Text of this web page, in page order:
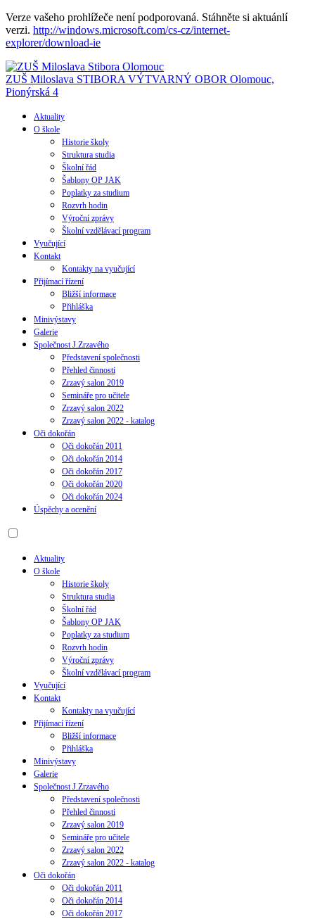
Verze vašeho prohlížeče není podporovaná. Stáhněte si aktuánlí
verzi. http://windows.microsoft.com/cs-cz/internet-
explorer/download-ie
ZUŠ Miloslava STIBORA VÝTVARNÝ OBOR Olomouc,
Pionýrská 4
Aktuality
O škole
Historie školy
Struktura studia
Školní řád
Šablony OP JAK
Poplatky za studium
Rozvrh hodin
Výroční zprávy
Školní vzdělávací program
Vyučující
Kontakt
Kontakty na vyučující
Přijímací řízení
Bližší informace
Přihláška
Minivýstavy
Galerie
Společnost J.Zrzavého
Představení společnosti
Přehled činnosti
Zrzavý salon 2019
Semináře pro učitele
Zrzavý salon 2022
Zrzavý salon 2022 - katalog
Oči dokořán
Oči dokořán 2011
Oči dokořán 2014
Oči dokořán 2017
Oči dokořán 2020
Oči dokořán 2024
Úspěchy a ocenění
Aktuality
O škole
Historie školy
Struktura studia
Školní řád
Šablony OP JAK
Poplatky za studium
Rozvrh hodin
Výroční zprávy
Školní vzdělávací program
Vyučující
Kontakt
Kontakty na vyučující
Přijímací řízení
Bližší informace
Přihláška
Minivýstavy
Galerie
Společnost J.Zrzavého
Představení společnosti
Přehled činnosti
Zrzavý salon 2019
Semináře pro učitele
Zrzavý salon 2022
Zrzavý salon 2022 - katalog
Oči dokořán
Oči dokořán 2011
Oči dokořán 2014
Oči dokořán 2017